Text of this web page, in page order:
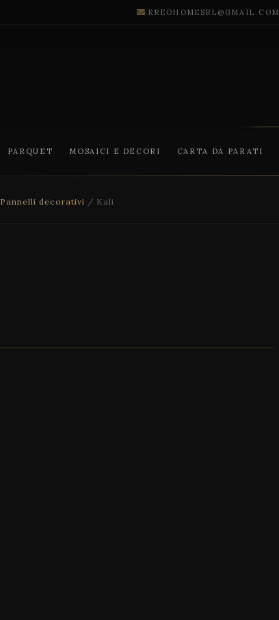
KREOHOMESRL@GMAIL.COM
PARQUET MOSAICI E DECORI CARTA DA PARATI
Pannelli decorativi / Kali